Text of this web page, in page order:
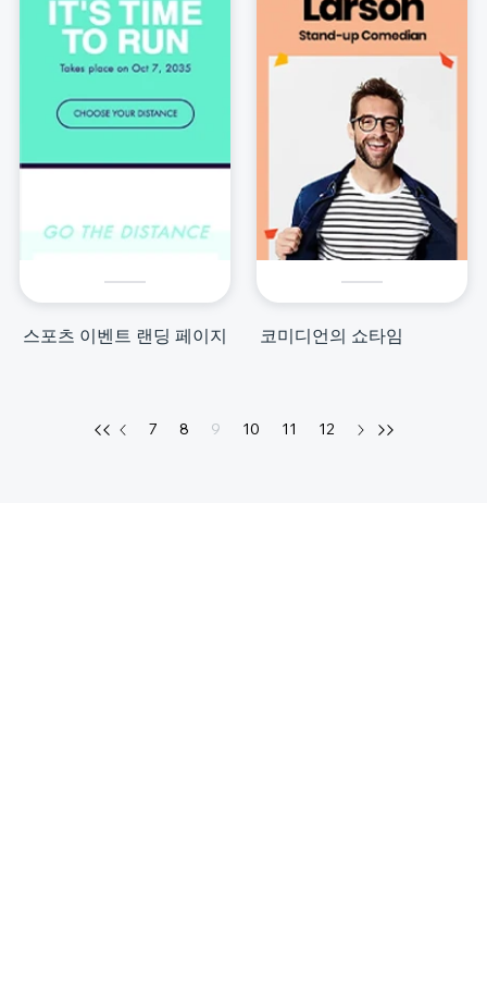
스포츠 이벤트 랜딩 페이지 코미디언의 쇼타임
7 8 9 10 11 12